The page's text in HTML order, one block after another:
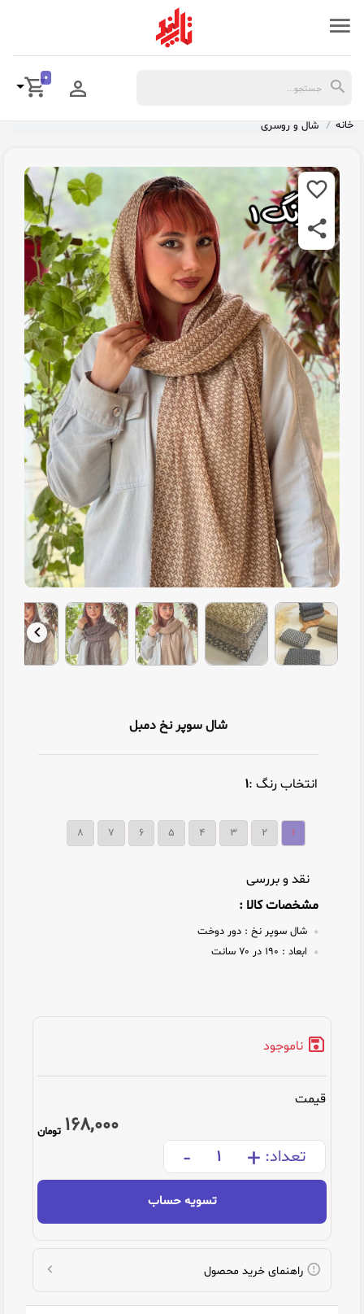
0
خانه شال و روسری
شال سوپر نخ دمبل
انتخاب رنگ :۱
۱ ۲ ۳ ۴ ۵ ۶ ۷ ۸
نقد و بررسی
مشخصات کالا :
شال سوپر نخ : دور دوخت
ابعاد :
ناموجود
قیمت
168,000 تومان
تعداد: +
-
تسویه حساب
راهنمای خرید محصول